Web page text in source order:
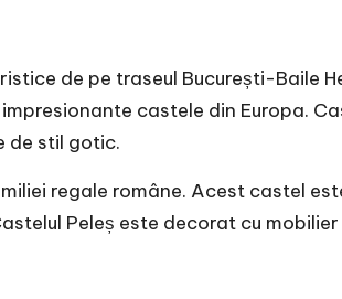
de pe traseul București-Baile
castele din Europa.
de stil gotic.
regale române. Acest castel
Peleș este decorat cu